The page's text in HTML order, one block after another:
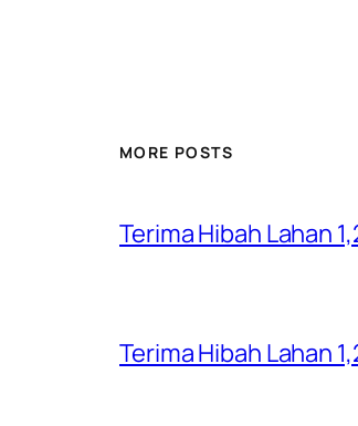
MORE POSTS
Terima Hibah Lahan
Terima Hibah Lahan